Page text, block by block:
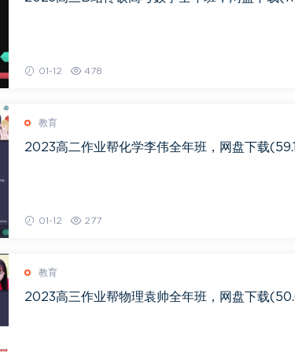
01-12 478
教育
2023高二作业帮化学李伟全年班，网盘下载
01-12 277
教育
2023高三作业帮物理袁帅全年班，网盘下载